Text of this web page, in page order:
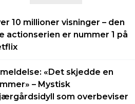
10 millioner visninger – den
actionserien er nummer 1 på
«Det skjedde en
– Mystisk
som overbeviser